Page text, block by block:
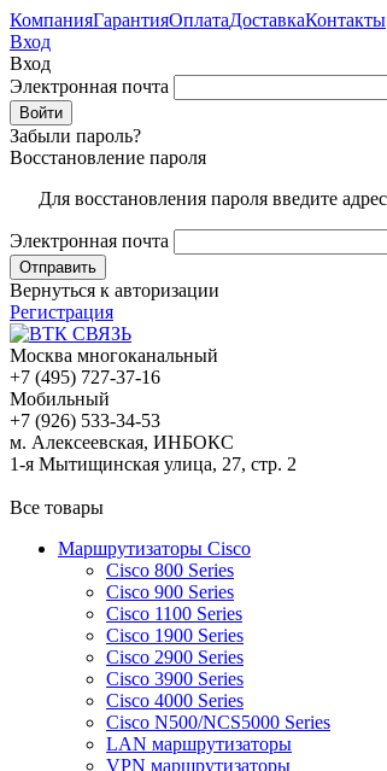
КомпанияГарантияОплатаДоставкаКонтакты
Вход
Вход
Электронная почта
Забыли пароль?
Восстановление пароля
Для восстановления пароля введите
Электронная почта
Вернуться к авторизации
Регистрация
Москва многоканальный
+7 (495) 727-37-16
Мобильный
+7 (926) 533-34-53
м. Алексеевская, ИНБОКС
1-я Мытищинская улица, 27, стр. 2
Все товары
Маршрутизаторы Cisco
Cisco 800 Series
Cisco 900 Series
Cisco 1100 Series
Cisco 1900 Series
Cisco 2900 Series
Cisco 3900 Series
Cisco 4000 Series
Cisco N500/NCS5000 Series
LAN маршрутизаторы
VPN маршрутизаторы